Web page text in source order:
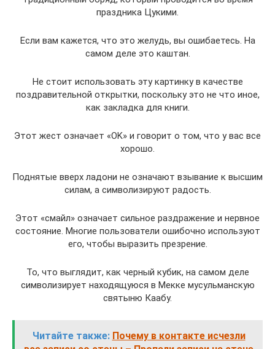
праздника Цукими.
Если вам кажется, что это желудь, вы ошибаетесь. На
самом деле это каштан.
Не стоит использовать эту картинку в качестве
поздравительной открытки, поскольку это не что иное,
как закладка для книги.
Этот жест означает «OK» и говорит о том, что у вас все
хорошо.
Поднятые вверх ладони не означают взывание к высшим
силам, а символизируют радость.
Этот «смайл» означает сильное раздражение и нервное
состояние. Многие пользователи ошибочно используют
его, чтобы выразить презрение.
То, что выглядит, как черный кубик, на самом деле
символизирует находящуюся в Мекке мусульманскую
святыню Каабу.
Читайте также: Почему в контакте исчезли